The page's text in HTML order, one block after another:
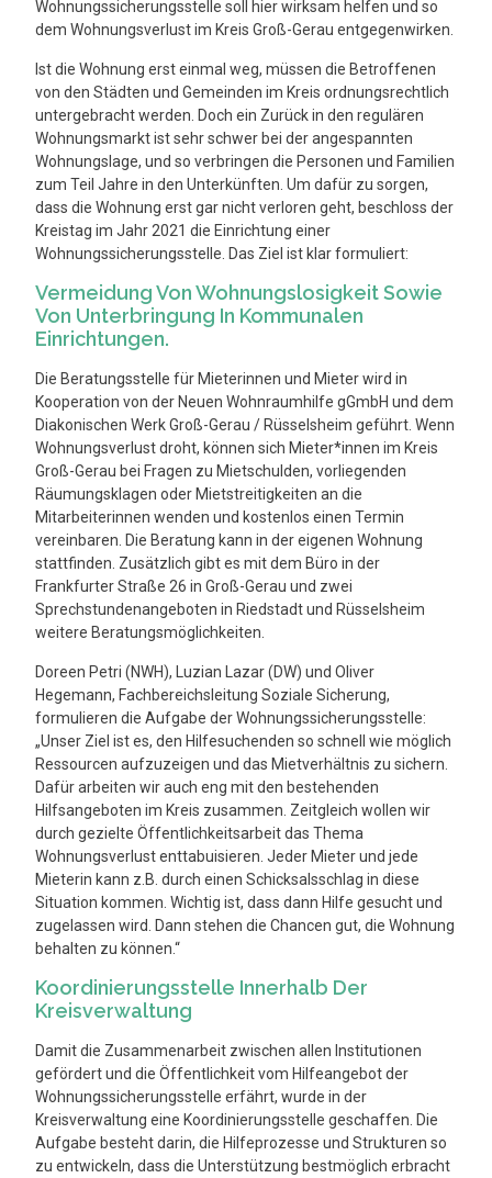
Wohnungssicherungsstelle soll hier wirksam helfen und so
dem Wohnungsverlust im Kreis Groß-Gerau entgegenwirken.
Ist die Wohnung erst einmal weg, müssen die Betroffenen
von den Städten und Gemeinden im Kreis ordnungsrechtlich
untergebracht werden. Doch ein Zurück in den regulären
Wohnungsmarkt ist sehr schwer bei der angespannten
Wohnungslage, und so verbringen die Personen und Familien
zum Teil Jahre in den Unterkünften. Um dafür zu sorgen,
dass die Wohnung erst gar nicht verloren geht, beschloss der
Kreistag im Jahr 2021 die Einrichtung einer
Wohnungssicherungsstelle. Das Ziel ist klar formuliert:
Vermeidung Von Wohnungslosigkeit Sowie
Von Unterbringung In Kommunalen
Einrichtungen.
Die Beratungsstelle für Mieterinnen und Mieter wird in
Kooperation von der Neuen Wohnraumhilfe gGmbH und dem
Diakonischen Werk Groß-Gerau / Rüsselsheim geführt. Wenn
Wohnungsverlust droht, können sich Mieter*innen im Kreis
Groß-Gerau bei Fragen zu Mietschulden, vorliegenden
Räumungsklagen oder Mietstreitigkeiten an die
Mitarbeiterinnen wenden und kostenlos einen Termin
vereinbaren. Die Beratung kann in der eigenen Wohnung
stattfinden. Zusätzlich gibt es mit dem Büro in der
Frankfurter Straße 26 in Groß-Gerau und zwei
Sprechstundenangeboten in Riedstadt und Rüsselsheim
weitere Beratungsmöglichkeiten.
Doreen Petri (NWH), Luzian Lazar (DW) und Oliver
Hegemann, Fachbereichsleitung Soziale Sicherung,
formulieren die Aufgabe der Wohnungssicherungsstelle:
„Unser Ziel ist es, den Hilfesuchenden so schnell wie möglich
Ressourcen aufzuzeigen und das Mietverhältnis zu sichern.
Dafür arbeiten wir auch eng mit den bestehenden
Hilfsangeboten im Kreis zusammen. Zeitgleich wollen wir
durch gezielte Öffentlichkeitsarbeit das Thema
Wohnungsverlust enttabuisieren. Jeder Mieter und jede
Mieterin kann z.B. durch einen Schicksalsschlag in diese
Situation kommen. Wichtig ist, dass dann Hilfe gesucht und
zugelassen wird. Dann stehen die Chancen gut, die Wohnung
behalten zu können.“
Koordinierungsstelle Innerhalb Der
Kreisverwaltung
Damit die Zusammenarbeit zwischen allen Institutionen
gefördert und die Öffentlichkeit vom Hilfeangebot der
Wohnungssicherungsstelle erfährt, wurde in der
Kreisverwaltung eine Koordinierungsstelle geschaffen. Die
Aufgabe besteht darin, die Hilfeprozesse und Strukturen so
zu entwickeln, dass die Unterstützung bestmöglich erbracht